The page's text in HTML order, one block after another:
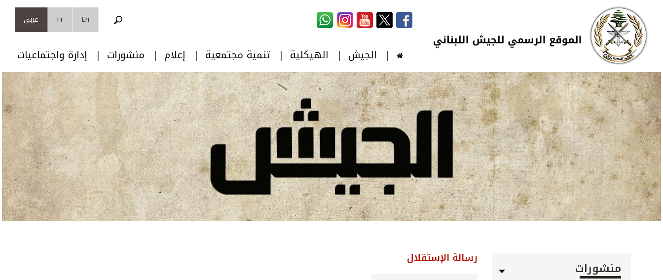
تجاوز إلى المحتوى الرئيسي
Skip to navigation
En
Fr عربي
الجيش الهيكلية تنمية مجتمعية إعلام منشورات إدارة واجتماعيات
منشورات
رسالة الإستقلال